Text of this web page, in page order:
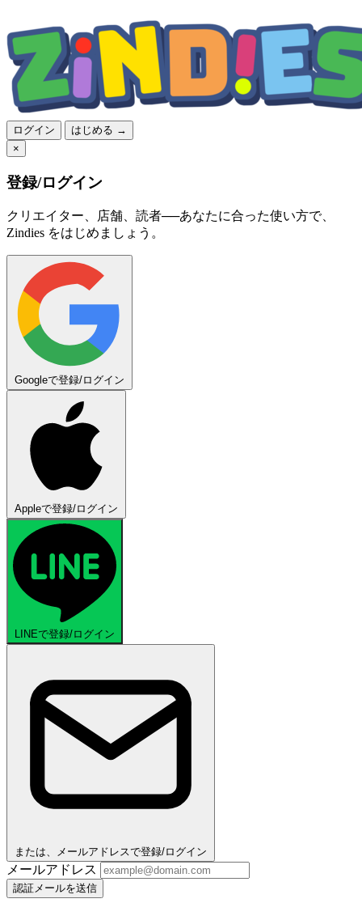
ログイン
はじめる →
×
登録/ログイン
クリエイター、店舗、読者──あなたに合った使い方で、
Zindies をはじめましょう。
Googleで登録/ログイン
Appleで登録/ログイン
LINEで登録/ログイン
または、メールアドレスで登録/ログイン
メールアドレス
認証メールを送信